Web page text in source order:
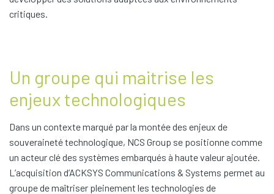
critiques.
Un groupe qui maitrise les
enjeux technologiques
Dans un contexte marqué par la montée des enjeux de
souveraineté technologique, NCS Group se positionne comme
un acteur clé des systèmes embarqués à haute valeur ajoutée.
L’acquisition d’ACKSYS Communications & Systems permet au
groupe de maîtriser pleinement les technologies de